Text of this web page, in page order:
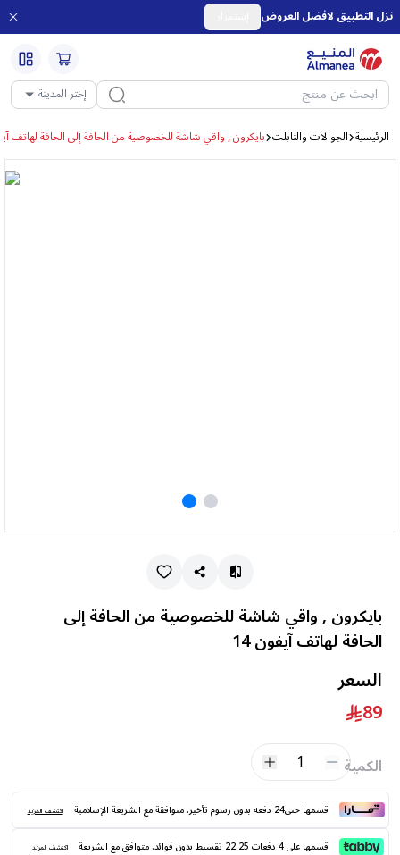
نزل التطبيق لافضل العروض
إختر المدينة
الرئيسية الجوالات والتابلت بايكرون , واقي شاشة للخصوصية من الحافة إلى الحافة لهاتف
بايكرون , واقي شاشة للخصوصية من الحافة إلى
الحافة لهاتف آيفون 14
السعر
89
الكمية 1
قسمها حتى24 دفعه بدون رسوم تأخير. متوافقة مع الشريعة الإسلامية اكتشف المزيد
قسمها على 4 دفعات 22.25 تقسيط بدون فوائد. متوافق مع الشريعة اكتشف المزيد